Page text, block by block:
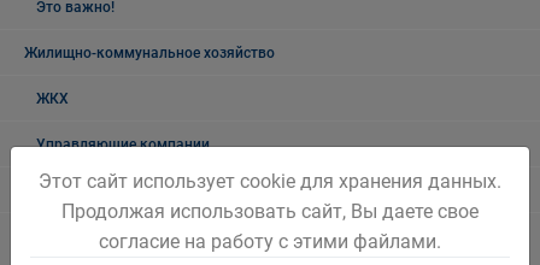
Это важно!
Жилищно-коммунальное хозяйство
ЖКХ
Управляющие компании
Нормативные документы
План проведения проверок соблюдения жилищного
Этот сайт использует cookie для хранения данных.
Продолжая использовать сайт, Вы даете свое
согласие на работу с этими файлами.